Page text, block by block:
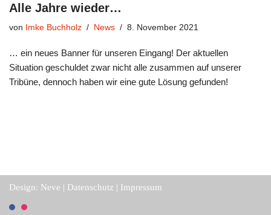
Alle Jahre wieder…
von Imke Buchholz News 8. November 2021
… ein neues Banner für unseren Eingang! Der aktuellen
Situation geschuldet zwar nicht alle zusammen auf unserer
Tribüne, dennoch haben wir eine gute Lösung gefunden!
Design: Neve | Datenschutz | Impressum